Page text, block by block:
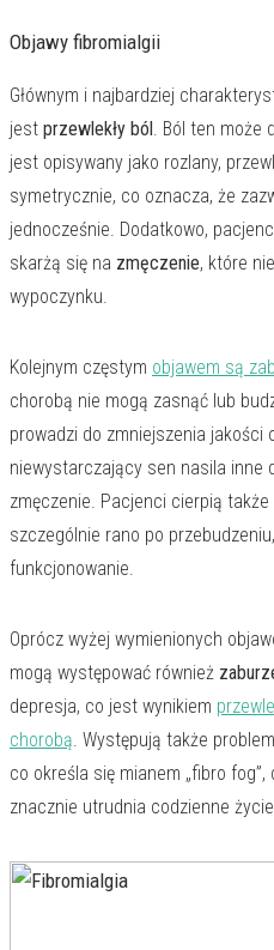
Objawy fibromialgii
Głównym i najbardziej
jest przewlekły ból. Ból ten może
jest opisywany jako rozlany,
symetrycznie, co oznacza, że
jednocześnie. Dodatkowo,
skarżą się na zmęczenie, które
wypoczynku.
Kolejnym częstym objawem są
chorobą nie mogą zasnąć lub
prowadzi do zmniejszenia jakości
niewystarczający sen nasila inne
zmęczenie. Pacjenci cierpią także
szczególnie rano po
funkcjonowanie.
Oprócz wyżej wymienionych
mogą występować również
depresja, co jest wynikiem
chorobą. Występują także
co określa się mianem „fibro fog”,
znacznie utrudnia codzienne